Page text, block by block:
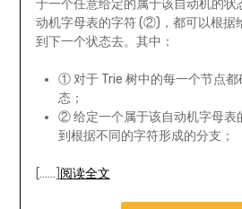
于一个任意给定的属于该自动机的
动机字母表的字符 (②)，都可以根据
到下一个状态去。其中：
① 对于 Trie 树中的每一个节点都
态；
② 给定一个属于该自动机字母表
到根据不同的字符形成的分支；
[……] 阅读全文